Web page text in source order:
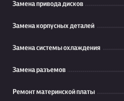
Замена привода дисков
Замена корпусных деталей
Замена системы охлаждения
Замена разъемов
Ремонт материнской платы